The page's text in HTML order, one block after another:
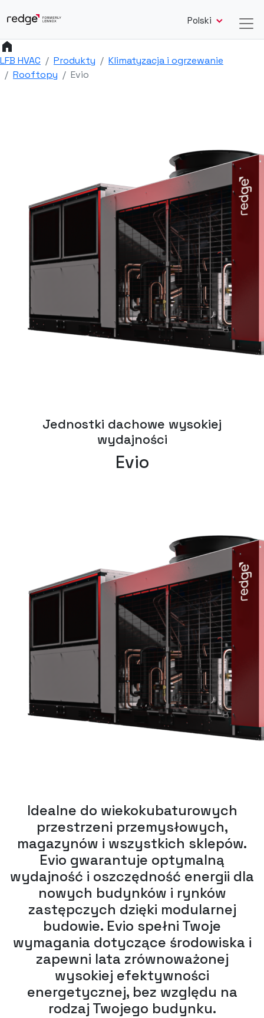
Polski
home
LFB HVAC Produkty
Klimatyzacja i ogrzewanie
Rooftopy
Evio
Jednostki dachowe wysokiej
wydajności
Evio
Idealne do wiekokubaturowych
przestrzeni przemysłowych,
magazynów i wszystkich sklepów.
Evio gwarantuje optymalną
wydajność i oszczędność energii dla
nowych budynków i rynków
zastępczych dzięki modularnej
budowie. Evio spełni Twoje
wymagania dotyczące środowiska i
zapewni lata zrównoważonej
wysokiej efektywności
energetycznej, bez względu na
rodzaj Twojego budynku.